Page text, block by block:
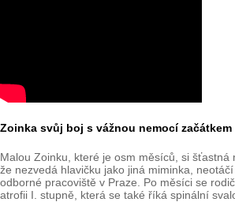
Zoinka svůj boj s vážnou nemocí
Malou Zoinku, které je osm měsíců, si
že nezvedá hlavičku jako jiná miminka,
odborné pracoviště v Praze. Po měsíci se
atrofii I. stupně, která se také říká spinální